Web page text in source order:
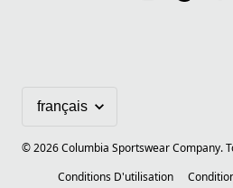
©2026Columbia Sportswear Company.
Conditions D'utilisation